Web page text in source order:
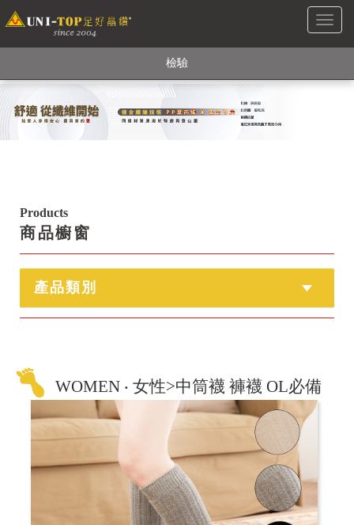
Toggle
銅銀鍺元素融合紗線，長效抗菌除臭! 全程MIT製造，通過多項國際
檢驗
【快來點我】H型銅銀纖維長效PP能量護膝! 支撐. 包覆感. 超透氣.
循環好
Products
商品櫥窗
產品類別
WOMEN ‧ 女性>中筒襪 褲襪 OL必備